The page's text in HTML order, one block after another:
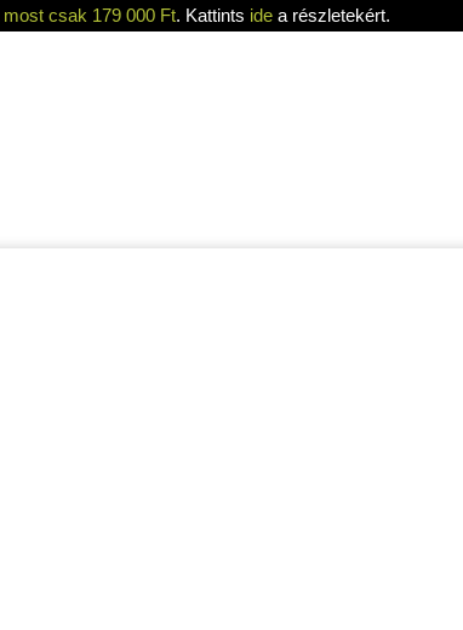
most csak 179 000 Ft. Kattints idea részletekért.